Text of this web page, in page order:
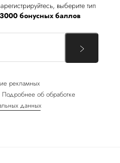
выберите тип
3000 бонусных баллов
рекламных
об обработке
данных